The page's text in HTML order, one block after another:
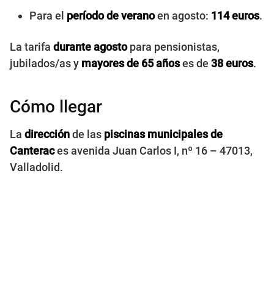
Para el período de veranoen agosto: 114 euros.
La tarifa durante agostopara pensionistas,
jubilados/as y mayores de 65 añoses de 38 euros.
Cómo llegar
La direcciónde las piscinas municipales de
Canteraces avenida Juan Carlos I, nº 16 – 47013,
Valladolid.